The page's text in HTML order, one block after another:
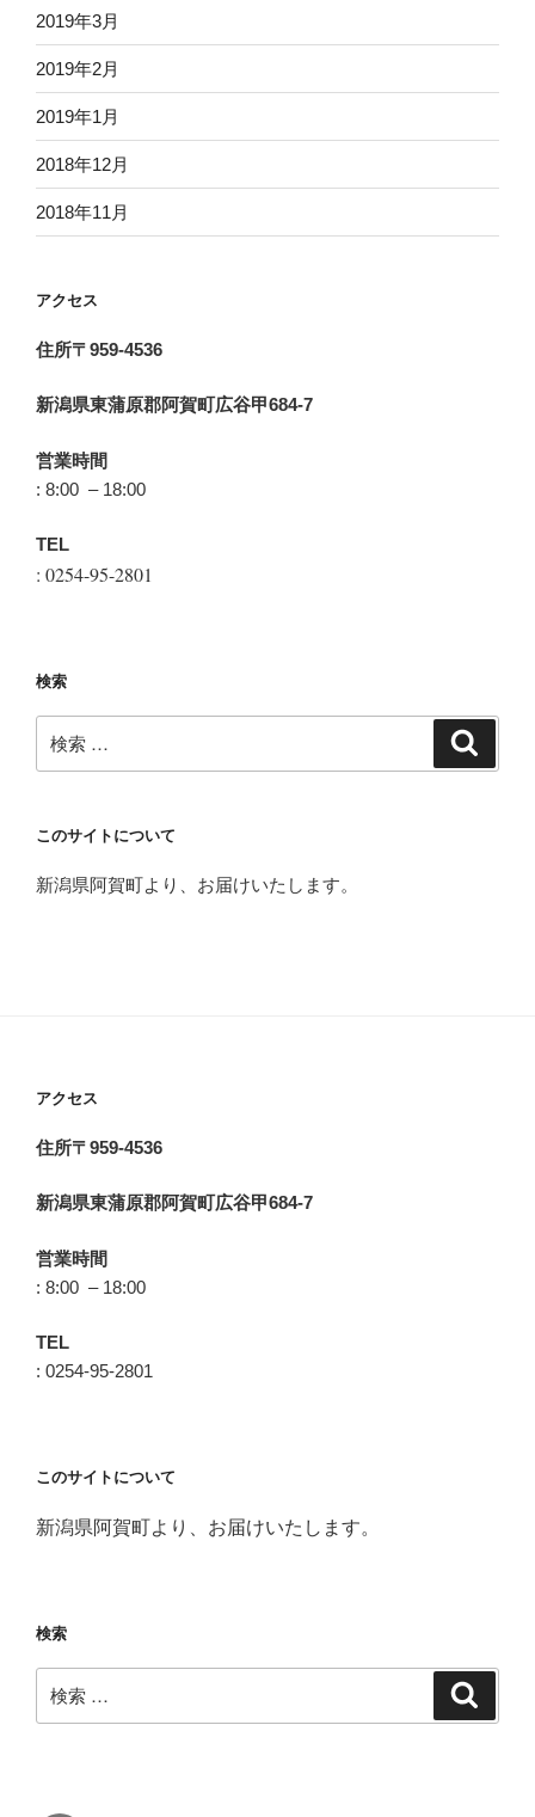
2019年3月
2019年2月
2019年1月
2018年12月
2018年11月
アクセス
住所〒959-4536
新潟県東蒲原郡阿賀町広谷甲684-7
営業時間
: 8:00 – 18:00
TEL
: 0254-95-2801
検索
索:
このサイトについて
新潟県阿賀町より、お届けいたします。
アクセス
住所〒959-4536
新潟県東蒲原郡阿賀町広谷甲684-7
営業時間
: 8:00 – 18:00
TEL
: 0254-95-2801
このサイトについて
新潟県阿賀町より、お届けいたします。
検索
索: